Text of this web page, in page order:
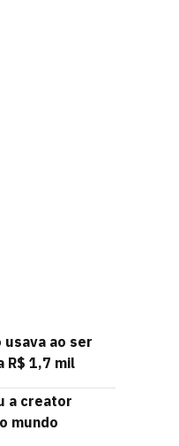
usava ao ser
R$ 1,7 mil
a creator
mundo